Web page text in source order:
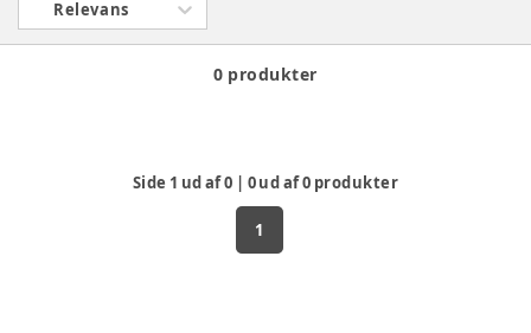
Relevans
0 produkter
Side 1 ud af0 | 0ud af0 produkter
1